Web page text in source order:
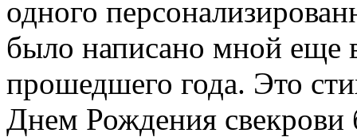
одного
было написано мной еще
прошедшего года. Это
Днем Рождения свекрови